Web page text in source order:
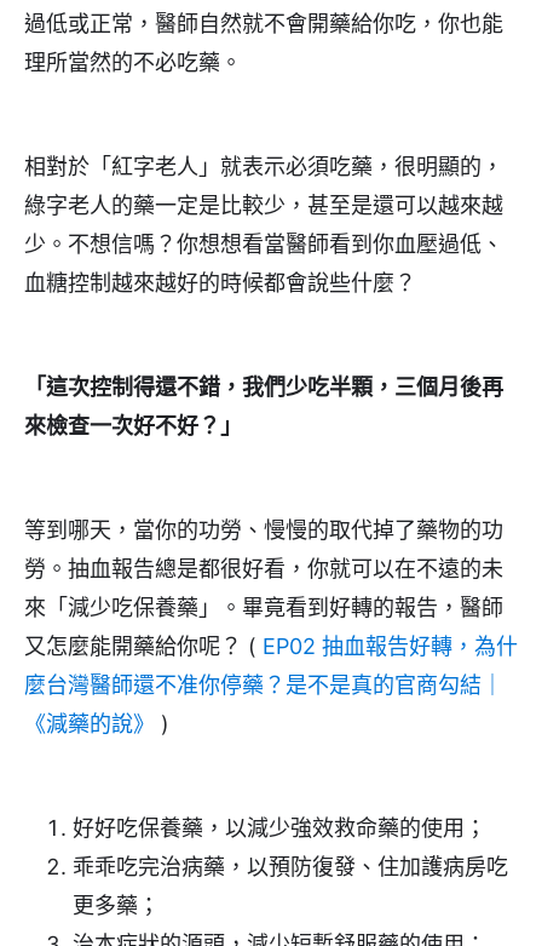
過低或正常，醫師自然就不會開藥給你吃，你也能
理所當然的不必吃藥。
相對於「紅字老人」就表示必須吃藥，很明顯的，
綠字老人的藥一定是比較少，甚至是還可以越來越
少。不想信嗎？你想想看當醫師看到你血壓過低、
血糖控制越來越好的時候都會說些什麼？
「這次控制得還不錯，我們少吃半顆，三個月後再
來檢查一次好不好？」
等到哪天，當你的功勞、慢慢的取代掉了藥物的功
勞。抽血報告總是都很好看，你就可以在不遠的未
來「減少吃保養藥」。畢竟看到好轉的報告，醫師
又怎麼能開藥給你呢？ ( EP02 抽血報告好轉，為什
麼台灣醫師還不准你停藥？是不是真的官商勾結｜
《減藥的說》
)
好好吃保養藥，以減少強效救命藥的使用；
乖乖吃完治病藥，以預防復發、住加護病房吃
更多藥；